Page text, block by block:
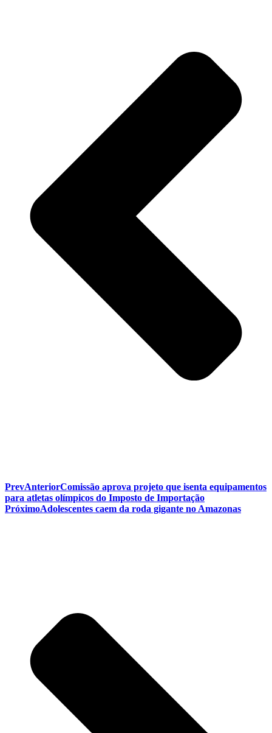
PrevAnteriorComissão aprova projeto que isenta equipamentos
para atletas olímpicos do Imposto de Importação
PróximoAdolescentes caem da roda gigante no Amazonas